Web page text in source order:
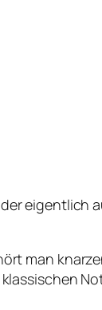
eigentlich
man